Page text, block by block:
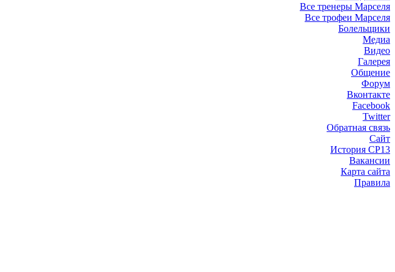
Все тренеры Марселя
Все трофеи Марселя
Болельщики
Медиа
Видео
Галерея
Общение
Форум
Вконтакте
Facebook
Twitter
Обратная связь
Сайт
История СР13
Вакансии
Карта сайта
Правила